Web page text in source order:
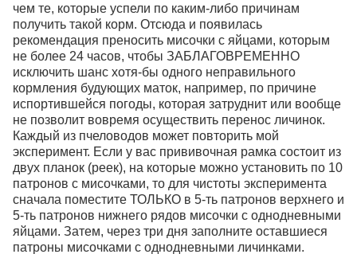
чем те, которые успели по каким-либо причинам
получить такой корм. Отсюда и появилась
рекомендация преносить мисочки с яйцами, которым
не более 24 часов, чтобы ЗАБЛАГОВРЕМЕННО
исключить шанс хотя-бы одного неправильного
кормления будующих маток, например, по причине
испортившейся погоды, которая затруднит или вообще
не позволит вовремя осуществить перенос личинок.
Каждый из пчеловодов может повторить мой
эксперимент. Если у вас прививочная рамка состоит из
двух планок (реек), на которые можно установить по 10
патронов с мисочками, то для чистоты эксперимента
сначала поместите ТОЛЬКО в 5-ть патронов верхнего и
5-ть патронов нижнего рядов мисочки с однодневными
яйцами. Затем, через три дня заполните оставшиеся
патроны мисочками с однодневными личинками.